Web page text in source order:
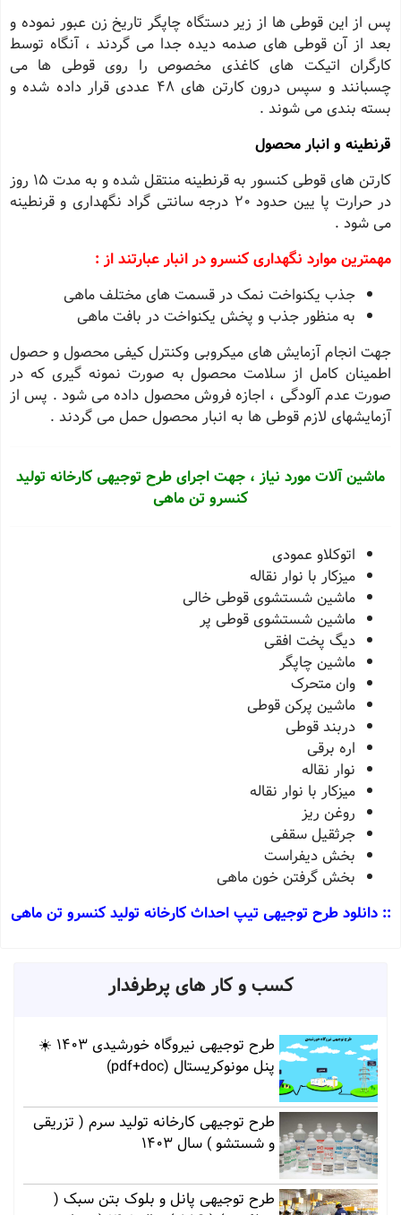
پس از این قوطى ها از زیر دستگاه چاپگر تاریخ زن عبور نموده و
بعد از آن قوطى هاى صدمه دیده جدا مى گردند ، آنگاه توسط
کارگران اتیکت هاى کاغذى مخصوص را روى قوطى ها مى
چسبانند و سپس درون کارتن هاى 48 عددى قرار داده شده و
بسته بندى مى شوند .
قرنطینه و انبار محصول
کارتن هاى قوطى کنسور به قرنطینه منتقل شده و به مدت 15 روز
در حرارت پا یین حدود 20 درجه سانتى گراد نگهدارى و قرنطینه
مى شود .
مهمترین موارد نگهدارى کنسرو در انبار عبارتند از :
جذب یکنواخت نمک در قسمت هاى مختلف ماهى
به منظور جذب و پخش یکنواخت در بافت ماهى
جهت انجام آزمایش هاى میکروبى وکنترل کیفى محصول و حصول
اطمینان کامل از سلامت محصول به صورت نمونه گیرى که در
صورت عدم آلودگى ، اجازه فروش محصول داده مى شود . پس از
آزمایشهاى لازم قوطى ها به انبار محصول حمل مى گردند .
ماشین آلات مورد نیاز ، جهت اجرای طرح توجیهی کارخانه تولید
کنسرو تن ماهی
اتوکلاو عمودی
میزکار با نوار نقاله
ماشین شستشوی قوطی خالی
ماشین شستشوی قوطی پر
دیگ پخت افقی
ماشین چاپگر
وان متحرک
ماشین پرکن قوطی
دربند قوطی
اره برقی
نوار نقاله
میزکار با نوار نقاله
روغن ریز
جرثقیل سقفی
بخش دیفراست
بخش گرفتن خون ماهی
:: دانلود طرح توجیهی تیپ احداث کارخانه تولید کنسرو تن ماهی
کسب و کار های پرطرفدار
طرح توجیهی نیروگاه خورشیدی 1403 ☀️
پنل مونوکریستال (pdf+doc)
طرح توجیهی کارخانه تولید سرم ( تزریقی
و شستشو ) سال 1403
طرح توجیهی پانل و بلوک بتن سبک (